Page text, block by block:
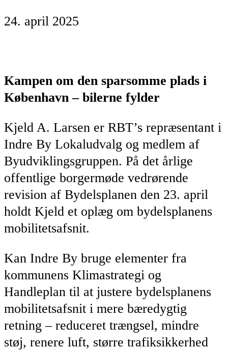
24. april 2025
Kampen om den sparsomme plads i
København – bilerne fylder
Kjeld A. Larsen er RBT’s repræsentant i
Indre By Lokaludvalg og medlem af
Byudviklingsgruppen. På det årlige
offentlige borgermøde vedrørende
revision af Bydelsplanen den 23. april
holdt Kjeld et oplæg om bydelsplanens
mobilitetsafsnit.
Kan Indre By bruge elementer fra
kommunens Klimastrategi og
Handleplan til at justere bydelsplanens
mobilitetsafsnit i mere bæredygtig
retning – reduceret trængsel, mindre
støj, renere luft, større trafiksikkerhed